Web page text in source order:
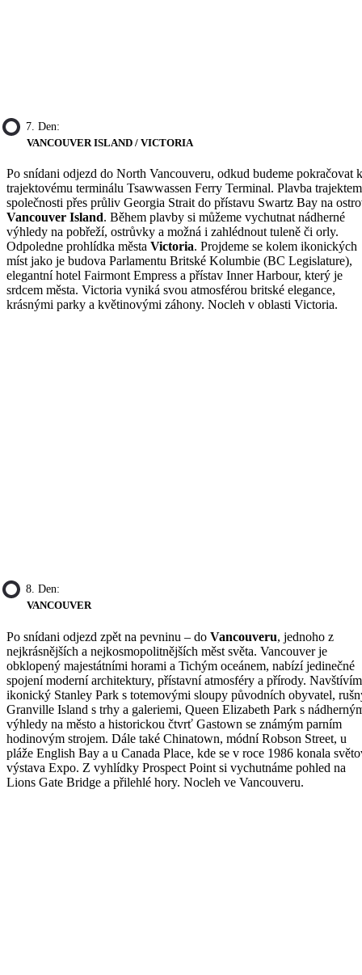
7. Den:
VANCOUVER ISLAND / VICTORIA
Po snídani odjezd do North Vancouveru, odkud budeme pokračovat k
trajektovému terminálu Tsawwassen Ferry Terminal. Plavba trajektem
společnosti přes průliv Georgia Strait do přístavu Swartz Bay na
Vancouver Island. Během plavby si můžeme vychutnat nádherné
výhledy na pobřeží, ostrůvky a možná i zahlédnout tuleně či orly.
Odpoledne prohlídka města Victoria. Projdeme se kolem ikonických
míst jako je budova Parlamentu Britské Kolumbie (BC Legislature),
elegantní hotel Fairmont Empress a přístav Inner Harbour, který je
srdcem města. Victoria vyniká svou atmosférou britské elegance,
krásnými parky a květinovými záhony. Nocleh v oblasti Victoria.
8. Den:
VANCOUVER
Po snídani odjezd zpět na pevninu – do Vancouveru, jednoho z
nejkrásnějších a nejkosmopolitnějších měst světa. Vancouver je
obklopený majestátními horami a Tichým oceánem, nabízí jedinečné
spojení moderní architektury, přístavní atmosféry a přírody.
ikonický Stanley Park s totemovými sloupy původních obyvatel,
Granville Island s trhy a galeriemi, Queen Elizabeth Park s
výhledy na město a historickou čtvrť Gastown se známým parním
hodinovým strojem. Dále také Chinatown, módní Robson Street, u
pláže English Bay a u Canada Place, kde se v roce 1986 konala
výstava Expo. Z vyhlídky Prospect Point si vychutnáme pohled na
Lions Gate Bridge a přilehlé hory. Nocleh ve Vancouveru.